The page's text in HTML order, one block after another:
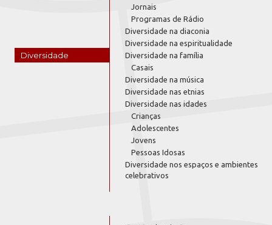
Diversidade
Jornais
Programas de Rádio
Diversidade na diaconia
Diversidade na espiritualidade
Diversidade na família
Casais
Diversidade na música
Diversidade nas etnias
Diversidade nas idades
Crianças
Adolescentes
Jovens
Pessoas Idosas
Diversidade nos espaços e ambientes
celebrativos